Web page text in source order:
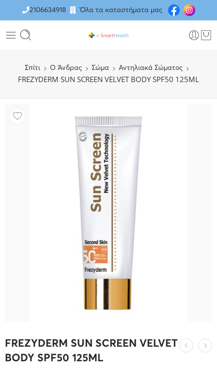
2106634918 Όλα τα καταστήματα μας
Σπίτι O Άνδρας Σώμα Αντηλιακά Σώματος
FREZYDERM SUN SCREEN VELVET BODY SPF50 125ML
FREZYDERM SUN SCREEN VELVET
BODY SPF50 125ML